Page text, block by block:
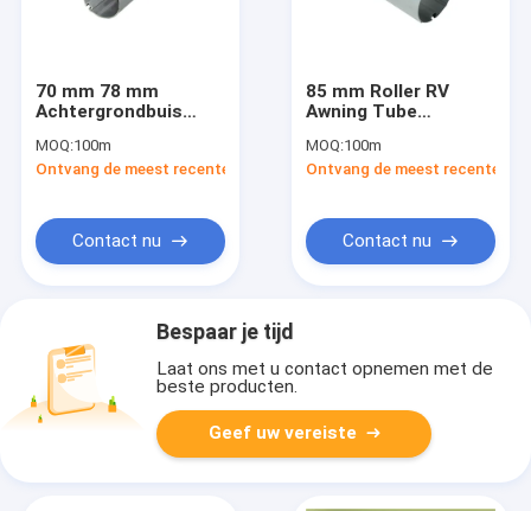
70 mm 78 mm
Achtergrondbuis
Aluminium
Achtergrondrollerbuis
MOQ:100m
Ontvang de meest recente Prijs
Contact nu
85 mm Roller RV
Awning Tube
Awnings
MOQ:100m
Ontvang de meest recente
Contact nu
Bespaar je tijd
Laat ons met u contact opnemen met de
beste producten.
Geef uw vereiste